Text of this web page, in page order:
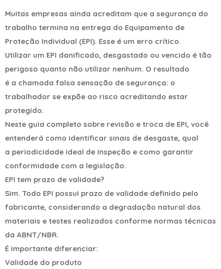
Muitas empresas ainda acreditam que a segurança do
trabalho termina na entrega do Equipamento de
Proteção Individual (EPI). Esse é um erro crítico.
Utilizar um EPI danificado, desgastado ou vencido é tão
perigoso quanto não utilizar nenhum. O resultado
é a chamada falsa sensação de segurança: o
trabalhador se expõe ao risco acreditando estar
protegido.
Neste guia completo sobre revisão e troca de EPI, você
entenderá como identificar sinais de desgaste, qual
a periodicidade ideal de inspeção e como garantir
conformidade com a legislação.
EPI tem prazo de validade?
Sim. Todo EPI possui prazo de validade definido pelo
fabricante, considerando a degradação natural dos
materiais e testes realizados conforme normas técnicas
da ABNT/NBR.
É importante diferenciar:
Validade do produto